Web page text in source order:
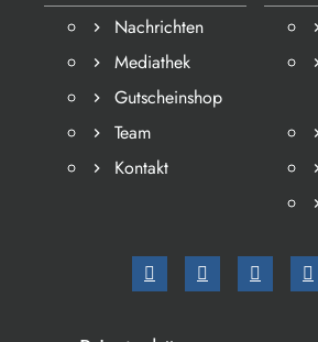
Nachrichten
Mediathek
Gutscheinshop
Team
Kontakt